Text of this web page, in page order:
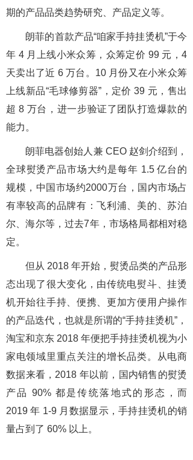
期的产品品类趋势研究、产品定义等。
朗菲的首款产品“咱家手持挂烫机”于今
年 4 月上线小米众筹，众筹定价 99 元，4
天卖出了近 6 万台。10 月份又在小米众筹
上线新品“毛球修剪器”，定价 39 元，售出
超 8 万台，进一步验证了团队打造爆款的
能力。
朗菲电器创始人兼 CEO 赵剑介绍到，
全球熨烫产品市场大约是每年 1.5 亿台的
规模，中国市场约2000万台，国内市场占
有率较高的品牌有：飞利浦、美的、苏泊
尔、海尔等，过去7年，市场格局都相对稳
定。
但从 2018 年开始，熨烫品类的产品形
态出现了很大变化，由传统电熨斗、挂烫
机开始往手持、便携、更加方便用户操作
的产品迭代，也就是所谓的“手持挂烫机”，
淘宝和京东 2018 年便把手持挂烫机视为小
家电领域里重点关注的增长品类。从电商
数据来看，2018 年以前，国内销售的熨烫
产品 90% 都是传统落地式的形态，而
2019 年 1-9 月数据显示，手持挂烫机的销
量占到了 60% 以上。